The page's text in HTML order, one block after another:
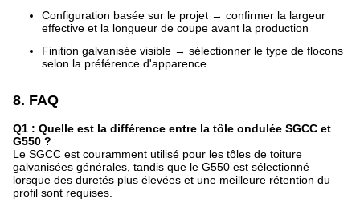
Configuration basée sur le projet → confirmer la largeur
effective et la longueur de coupe avant la production
Finition galvanisée visible → sélectionner le type de flocons
selon la préférence d'apparence
8. FAQ
Q1 : Quelle est la différence entre la tôle ondulée SGCC et
G550 ?
Le SGCC est couramment utilisé pour les tôles de toiture
galvanisées générales, tandis que le G550 est sélectionné
lorsque des duretés plus élevées et une meilleure rétention du
profil sont requises.